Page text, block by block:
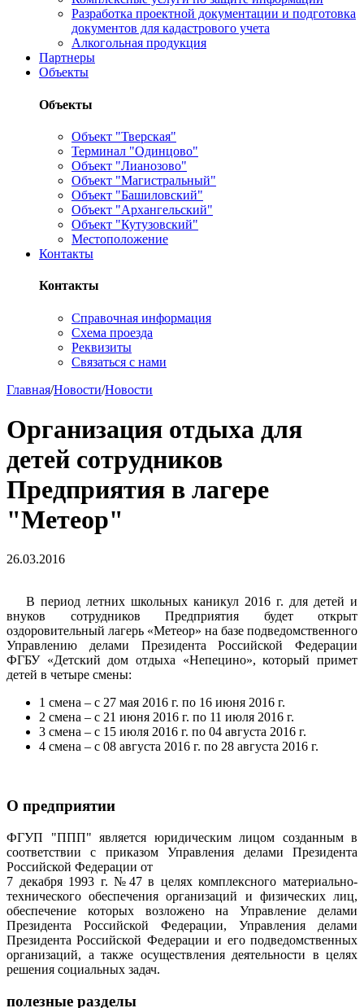
Разработка проектной документации и подготовка
документов для кадастрового учета
Алкогольная продукция
Партнеры
Объекты
Объекты
Объект "Тверская"
Терминал "Одинцово"
Объект "Лианозово"
Объект "Магистральный"
Объект "Башиловский"
Объект "Архангельский"
Объект "Кутузовский"
Местоположение
Контакты
Контакты
Справочная информация
Схема проезда
Реквизиты
Связаться с нами
Главная/Новости/Новости
Организация отдыха для
детей сотрудников
Предприятия в лагере
"Метеор"
26.03.2016
В период летних школьных каникул 2016 г. для детей и
внуков сотрудников Предприятия будет открыт
оздоровительный лагерь «Метеор» на базе подведомственного
Управлению делами Президента Российской Федерации
ФГБУ «Детский дом отдыха «Непецино», который примет
детей в четыре смены:
1 смена – с 27 мая 2016 г. по 16 июня 2016 г.
2 смена – с 21 июня 2016 г. по 11 июля 2016 г.
3 смена – с 15 июля 2016 г. по 04 августа 2016 г.
4 смена – с 08 августа 2016 г. по 28 августа 2016 г.
О предприятии
ФГУП "ППП" является юридическим лицом созданным в
соответствии с приказом Управления делами Президента
Российской Федерации от
7 декабря 1993 г. №47 в целях комплексного материально-
технического обеспечения организаций и физических лиц,
обеспечение которых возложено на Управление делами
Президента Российской Федерации, Управления делами
Президента Российской Федерации и его подведомственных
организаций, а также осуществления деятельности в целях
решения социальных задач.
полезные разделы